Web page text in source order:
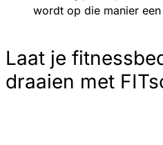
wordt op die manier
Laat je
draaien met